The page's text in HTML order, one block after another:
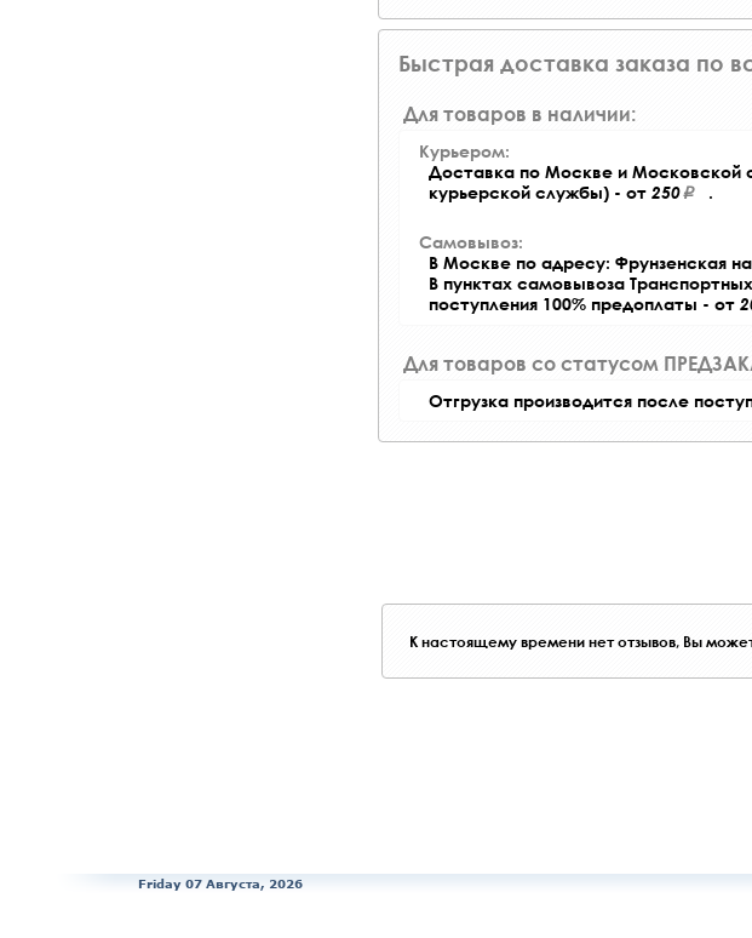
Быстрая доставка заказа по
Для товаров в наличии:
Курьером:
Доставка по Москве и Московской
курьерской службы) - от 250 .
Самовывоз:
В Москве по адресу: Фрунзенская
В пунктах самовывоза
поступления 100% предоплаты - от
Для товаров со статусом
Отгрузка производится после
К настоящему времени нет отзывов, Вы
Friday 07 Августа, 2026